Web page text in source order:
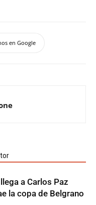
en Google
a Carlos Paz
la copa de Belgrano